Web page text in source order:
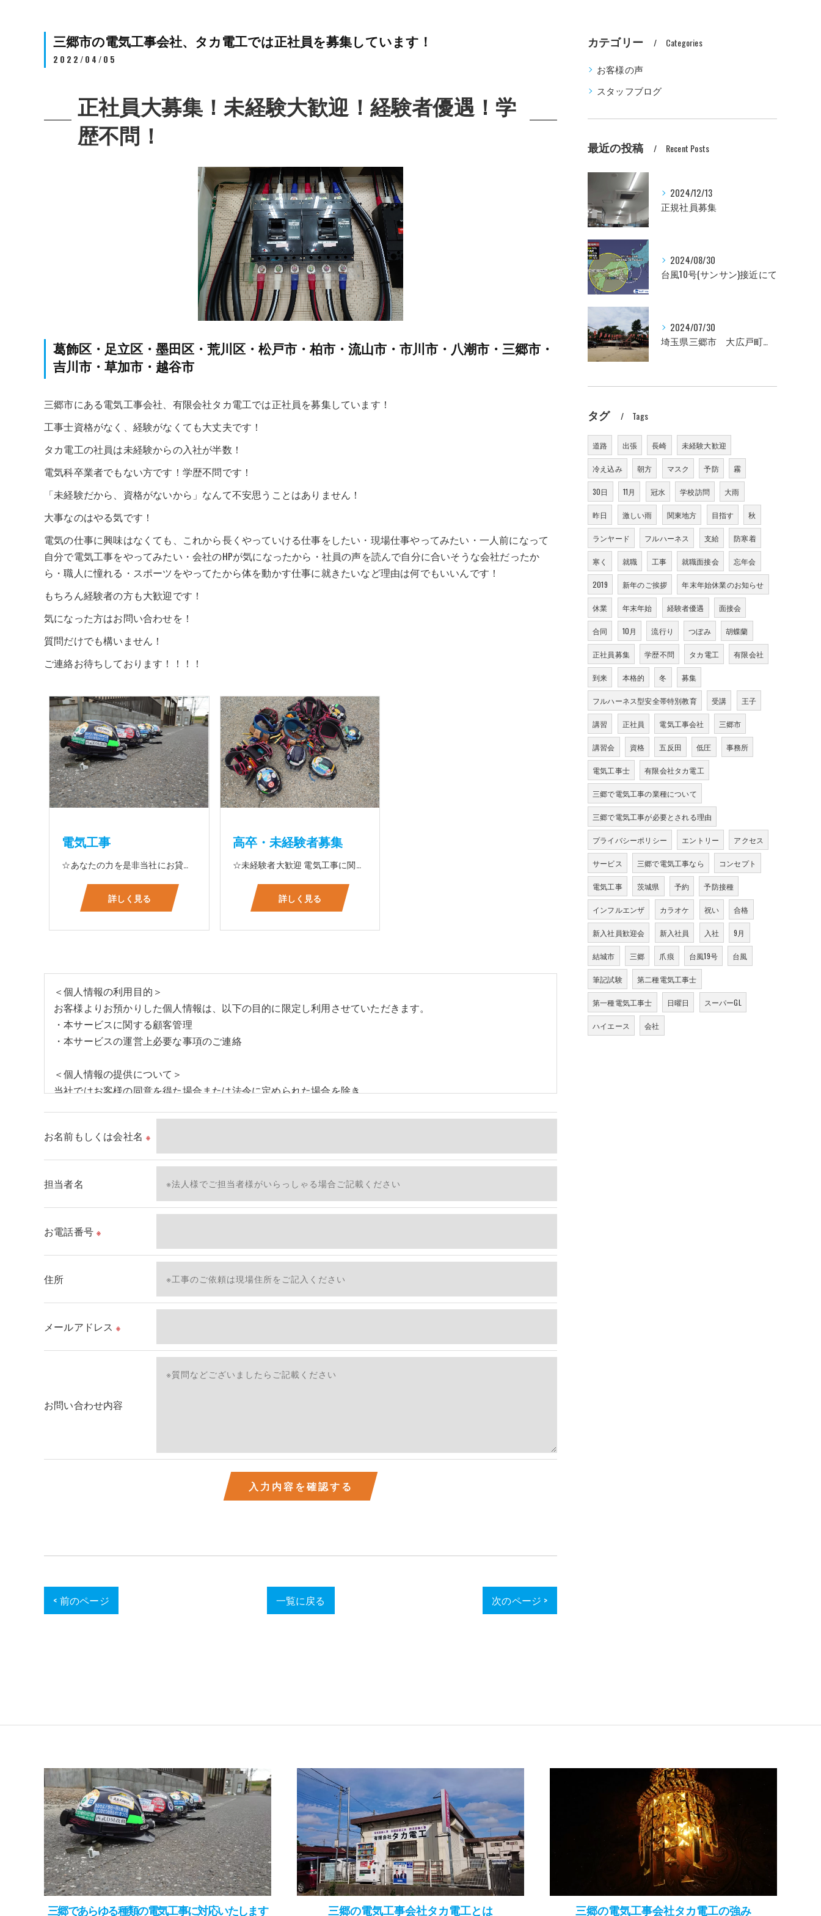
三郷市の電気工事会社、タカ電工では正社員を募集しています！
2022/04/05
正社員大募集！未経験大歓迎！経験者優遇！学
歴不問！
葛飾区・足立区・墨田区・荒川区・松戸市・柏市・流山市・市川市・八潮市・三郷市・
吉川市・草加市・越谷市
三郷市にある電気工事会社、有限会社タカ電工では正社員を募集しています！
工事士資格がなく、経験がなくても大丈夫です！
タカ電工の社員は未経験からの入社が半数！
電気科卒業者でもない方です！学歴不問です！
「未経験だから、資格がないから」なんて不安思うことはありません！
大事なのはやる気です！
電気の仕事に興味はなくても、これから長くやっていける仕事をしたい・現場仕事やってみたい・一人前になって
自分で電気工事をやってみたい・会社のHPが気になったから・社員の声を読んで自分に合いそうな会社だったか
ら・職人に憧れる・スポーツをやってたから体を動かす仕事に就きたいなど理由は何でもいいんです！
もちろん経験者の方も大歓迎です！
気になった方はお問い合わせを！
質問だけでも構いません！
ご連絡お待ちしております！！！！
電気工事
☆あなたの力を是非当社にお貸して下さい 電気工事に関する事ならオールマイティに対応しております（室内配線・室外配線、スイッチコンセント取付け、照明器具取付け、配電盤取付け、エアコン取付け、LANケーブル配線、アンテナ取付けなど） 【工具支給致します】 また新品工具と新品作業服を完全支給を致します。 高品質の作業服と工具入社してくれた方には支給致します♪
詳しく見る
高卒・未経験者募集
☆未経験者大歓迎 電気工事に関する事ならオールマイティに対応可能‼幅広く技術を身に付けて頂けます（室内配線・室外配線、スイッチコンセント取付け、照明器具取付け、配電盤取付け、エアコン取付け、LANケーブル配線、アンテナ取付けなど） 先輩社員が一から指導を行うため未経験の方でも安心して働いていただけます♪ ☆資格支援制度あり 実績があるからこそ社内で教習と経験を積んでいただくことで資格を当社で発行できることができます。 【工具支給致します】 また新品工具と新品作業服を完全支給を致します。 高品質の作業服と工具入社してくれた方には支給致します♪
詳しく見る
＜個人情報の利用目的＞
お客様よりお預かりした個人情報は、以下の目的に限定し利用させていただきます。
・本サービスに関する顧客管理
・本サービスの運営上必要な事項のご連絡
＜個人情報の提供について＞
当社ではお客様の同意を得た場合または法令に定められた場合を除き、
＜個人情報の委託について＞
当社では、利用目的の達成に必要な範囲において、個人情報を外部に委託する場合があります。
＜個人情報の安全管理＞
＜個人情報を与えなかった場合に生じる結果＞
了承ください。
＜個人情報の開示･訂正・削除･利用停止の手続について＞
ご本人である事を確認のうえ、対応させて頂きます。
個人情報の開示･訂正･削除・利用停止の具体的手続きにつきましては、お電話でお問合せ下さい。v
お名前もしくは会社名 ※
担当者名
お電話番号 ※
住所
メールアドレス ※
お問い合わせ内容
< 前のページ 一覧に戻る 次のページ >
カテゴリー Categories
お客様の声
スタッフブログ
最近の投稿 Recent Posts
2024/12/13
正規社員募集
2024/08/30
台風10号(サンサン)接近にて
2024/07/30
埼玉県三郷市 大広戸町会納涼盆踊り大会のお知らせ 2024
タグ Tags
道路 出張 長崎 未経験大歓迎
冷え込み 朝方 マスク 予防 霧
30日 11月 冠水 学校訪問 大雨
昨日 激しい雨 関東地方 目指す 秋
ランヤード フルハーネス 支給 防寒着
寒く 就職 工事 就職面接会 忘年会
2019 新年のご挨拶 年末年始休業のお知らせ
休業 年末年始 経験者優遇 面接会
合同 10月 流行り つぼみ 胡蝶蘭
正社員募集 学歴不問 タカ電工 有限会社
到来 本格的 冬 募集
フルハーネス型安全帯特別教育 受講 王子
講習 正社員 電気工事会社 三郷市
講習会 資格 五反田 低圧 事務所
電気工事士 有限会社タカ電工
三郷で電気工事の業種について
三郷で電気工事が必要とされる理由
プライバシーポリシー エントリー アクセス
サービス 三郷で電気工事なら コンセプト
電気工事 茨城県 予約 予防接種
インフルエンザ カラオケ 祝い 合格
新入社員歓迎会 新入社員 入社 9月
結城市 三郷 爪痕 台風19号 台風
筆記試験 第二種電気工事士
第一種電気工事士 日曜日 スーパーGL
ハイエース 会社
三郷であらゆる種類の電気工事に対応いたします 三郷の電気工事会社タカ電工とは 三郷の電気工事会社タカ電工の強み